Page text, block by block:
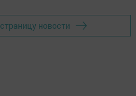
новости